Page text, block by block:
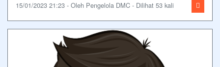
15/01/2023 21:23 - Oleh Pengelola DMC - Dilihat 53 kali